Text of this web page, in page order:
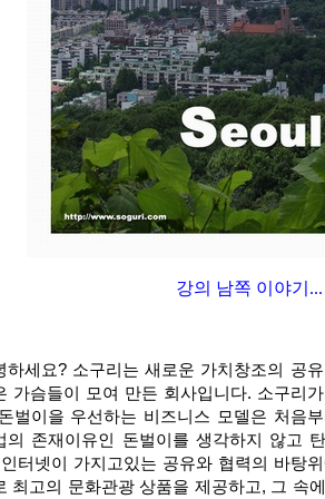
강의 남쪽 이야기...
하세요? 소구리는 새로운 가치창조의 공
가슴들이 모여 만든 회사입니다. 소구리
벌이을 우선하는 비즈니스 모델은 처음
의 존재이유인 돈벌이를 생각하지 않고
터넷이 가지고있는 공유와 협력의 바탕
최고의 문화관광 상품을 제공하고, 그 속